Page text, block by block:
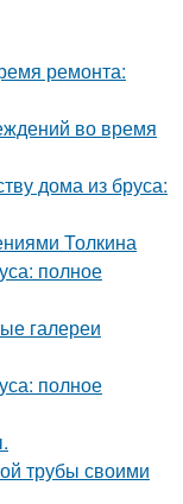
ремонта:
во время
дома из бруса:
Толкина
полное
галереи
полное
трубы своими